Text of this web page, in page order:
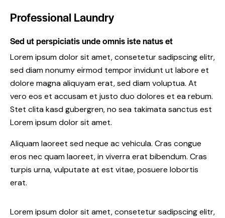
Professional Laundry
Sed ut perspiciatis unde omnis iste natus et
Lorem ipsum dolor sit amet, consetetur sadipscing elitr,
sed diam nonumy eirmod tempor invidunt ut labore et
dolore magna aliquyam erat, sed diam voluptua. At
vero eos et accusam et justo duo dolores et ea rebum.
Stet clita kasd gubergren, no sea takimata sanctus est
Lorem ipsum dolor sit amet.
Aliquam laoreet sed neque ac vehicula. Cras congue
eros nec quam laoreet, in viverra erat bibendum. Cras
turpis urna, vulputate at est vitae, posuere lobortis
erat.
Lorem ipsum dolor sit amet, consetetur sadipscing elitr,